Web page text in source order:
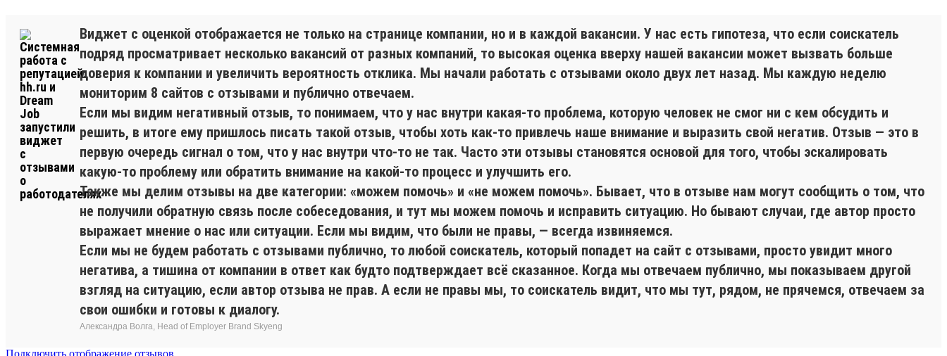
Виджет с оценкой отображается не только на странице компании, но и в каждой вакансии. У нас есть гипотеза, что если соискатель
подряд просматривает несколько вакансий от разных компаний, то высокая оценка вверху нашей вакансии может вызвать больше
доверия к компании и увеличить вероятность отклика. Мы начали работать с отзывами около двух лет назад. Мы каждую неделю
мониторим 8 сайтов с отзывами и публично отвечаем.
Если мы видим негативный отзыв, то понимаем, что у нас внутри какая-то проблема, которую человек не смог ни с кем обсудить и
решить, в итоге ему пришлось писать такой отзыв, чтобы хоть как-то привлечь наше внимание и выразить свой негатив. Отзыв — это в
первую очередь сигнал о том, что у нас внутри что-то не так. Часто эти отзывы становятся основой для того, чтобы эскалировать
какую-то проблему или обратить внимание на какой-то процесс и улучшить его.
Также мы делим отзывы на две категории: «можем помочь» и «не можем помочь». Бывает, что в отзыве нам могут сообщить о том, что
не получили обратную связь после собеседования, и тут мы можем помочь и исправить ситуацию. Но бывают случаи, где автор просто
выражает мнение о нас или ситуации. Если мы видим, что были не правы, — всегда извиняемся.
Если мы не будем работать с отзывами публично, то любой соискатель, который попадет на сайт с отзывами, просто увидит много
негатива, а тишина от компании в ответ как будто подтверждает всё сказанное. Когда мы отвечаем публично, мы показываем другой
взгляд на ситуацию, если автор отзыва не прав. А если не правы мы, то соискатель видит, что мы тут, рядом, не прячемся, отвечаем за
свои ошибки и готовы к диалогу.
Александра Волга, Head of Employer Brand Skyeng
Подключить отображение отзывов